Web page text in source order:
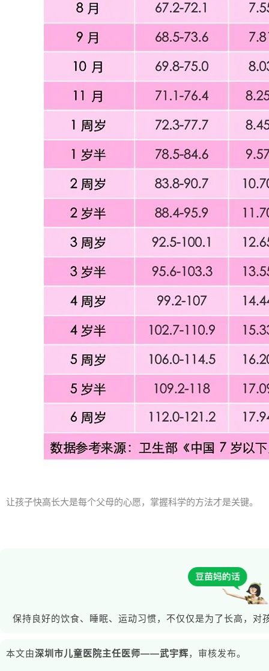
让孩子快高长大是每个父母的心愿，掌握科学的方法才是关键。
保持良好的饮食、睡眠、运动习惯，不仅仅是为了长高，对
本文由深圳市儿童医院主任医师——武宇辉，审核发布。